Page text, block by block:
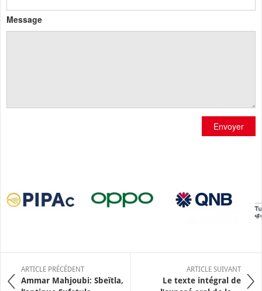
Message
Envoyer
ARTICLE PRÉCÉDENT
Ammar Mahjoubi: Sbeïtla,
ARTICLE SUIVANT
Le texte intégral de